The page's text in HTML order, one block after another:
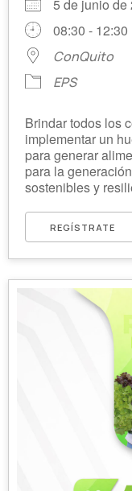
5 de junio
08:30 - 12:30
ConQuito
EPS
Brindar todos los
implementar un
para generar
para la
sostenibles y
REGÍSTRATE